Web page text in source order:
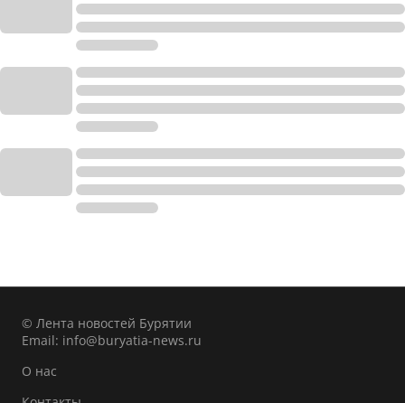
© Лента новостей Бурятии
Email: info@buryatia-news.ru
О нас